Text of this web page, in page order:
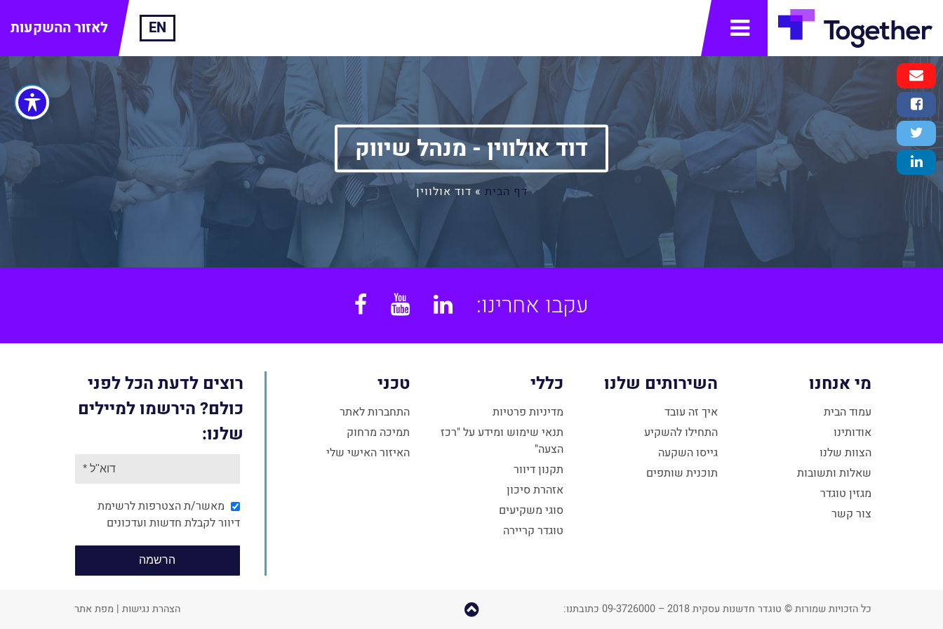
תפריט לאזור ההשקעות EN
דוד אולווין - מנהל שיווק
דף הבית » דוד אולווין
עקבו אחרינו: Linkedin
YouTube
מי אנחנו
עמוד הבית
אודותינו
הצוות שלנו
שאלות ותשובות
מגזין טוגדר
צור קשר
השירותים שלנו
איך זה עובד
התחילו להשקיע
גייסו השקעה
תוכנית שותפים
כללי
מדיניות פרטיות
תנאי שימוש ומידע על "רכז
הצעה"
תקנון דיוור
אזהרת סיכון
סוגי משקיעים
טוגדר קריירה
טכני
התחברות לאתר
תמיכה מרחוק
האיזור האישי שלי
רוצים לדעת הכל לפני
כולם? הירשמו למיילים
שלנו:
מאשר/ת הצטרפות לרשימת
דיוור לקבלת חדשות ועדכונים
כל הזכויות שמורות © טוגדר חדשנות עסקית 2018 – 09-3726000 כתובתנו:
קפוץ
הצהרת נגישות | מפת אתר
Email
Message
Facebook
Share
Twitter
Tweet
LinkedIn
Share